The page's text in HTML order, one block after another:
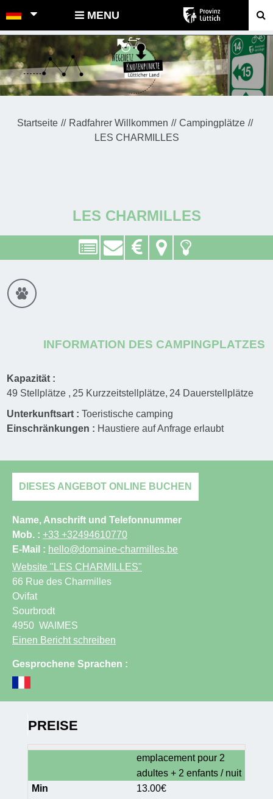
POINTS-NOEUDS MENU
Startseite Radfahrer Willkommen
Campingplätze
LES CHARMILLES
LES CHARMILLES
INFORMATION DES CAMPINGPLATZES
Kapazität :
49 Stellplätze 25 Kurzzeitstellplätze 24 Dauerstellplätze
Unterkunftsart :Toeristische camping
Einschränkungen : Haustiere auf Anfrage erlaubt
DIESES ANGEBOT ONLINE BUCHEN
Name, Anschrift und Telefonnummer
Mob. : +33 +32494610770
E-Mail : hello@domaine-charmilles.be
Website "LES CHARMILLES"
66 Rue des Charmilles
Ovifat
Sourbrodt
4950 WAIMES
Einen Bericht schreiben
Gesprochene Sprachen :
PREISE
emplacement pour 2
adultes + 2 enfants / nuit
13.00€